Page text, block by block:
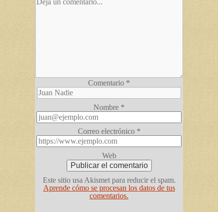
Comentario *
Nombre *
Correo electrónico *
Web
Este sitio usa Akismet para reducir el spam.
Aprende cómo se procesan los datos de tus
comentarios.